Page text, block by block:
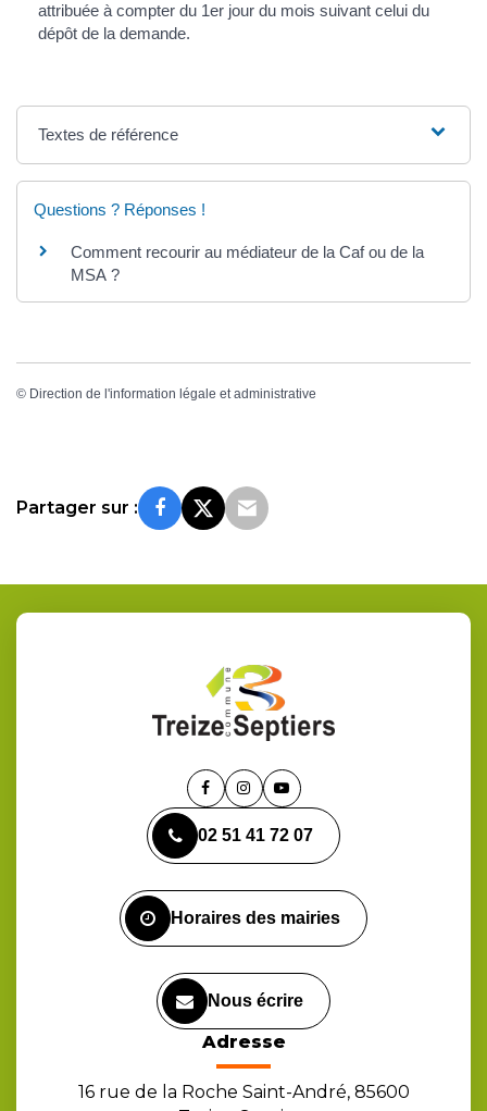
attribuée à compter du 1er jour du mois suivant celui du
dépôt de la demande.
Textes de référence
Questions ? Réponses !
Comment recourir au médiateur de la Caf ou de la
MSA ?
© Direction de l'information légale et administrative
Partager sur :
Lien
le
compte
Lien
le
compte
Lien
la
chaîne
02 51 41 72 07
Horaires des mairies
Nous écrire
Adresse
16 rue de la Roche Saint-André, 85600